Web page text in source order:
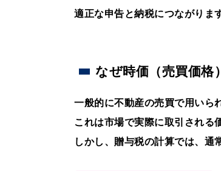
適正な申告と納税につながりま
なぜ時価（売買価格
一般的に不動産の売買で用いら
これは市場で実際に取引される
しかし、贈与税の計算では、通